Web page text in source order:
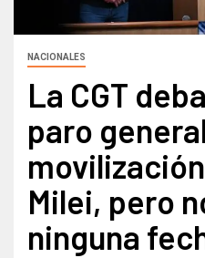
NACIONALES
La CGT
paro
Milei, pero
ninguna